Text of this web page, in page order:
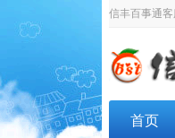
信丰百事通客
首页